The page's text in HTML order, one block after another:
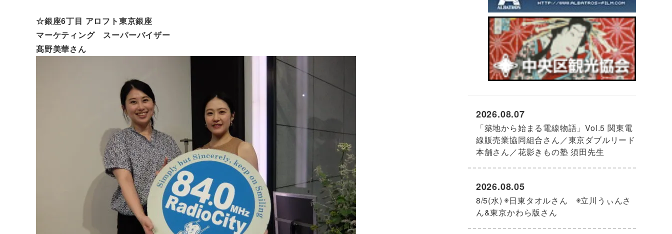
☆銀座6丁目 アロフト東京銀座
マーケティング スーパーバイザー
髙野美華さん
「築地から始まる電線物語」Vol.5 関東電
線販売業協同組合さん／東京ダブルリード
本舗さん／花影きもの塾 須田先生
2026.08.07
8/5(水) ◉日東タオルさん ◉立川うぃんさ
ん&東京かわら版さん
2026.08.05